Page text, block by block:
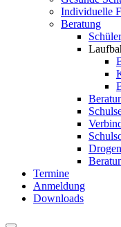
Individuelle
Beratung
Termine
Anmeldung
Downloads